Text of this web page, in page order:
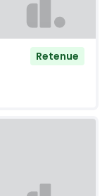
Retenue